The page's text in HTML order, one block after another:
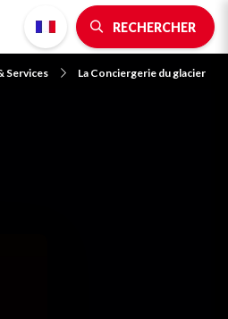
RECHERCHER
Services La Conciergerie du glacier